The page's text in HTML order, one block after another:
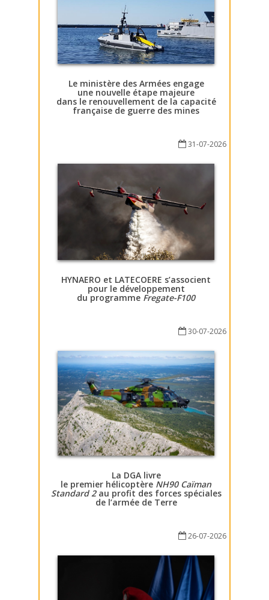
Le ministère des Armées engage
une nouvelle étape majeure
dans le renouvellement de la capacité
française de guerre des mines
31-07-2026
HYNAERO et LATECOERE s’associent
pour le développement
du programme Fregate-F100
30-07-2026
La DGA livre
le premier hélicoptère NH90 Caïman
Standard 2au profit des forces spéciales
de l’armée de Terre
26-07-2026